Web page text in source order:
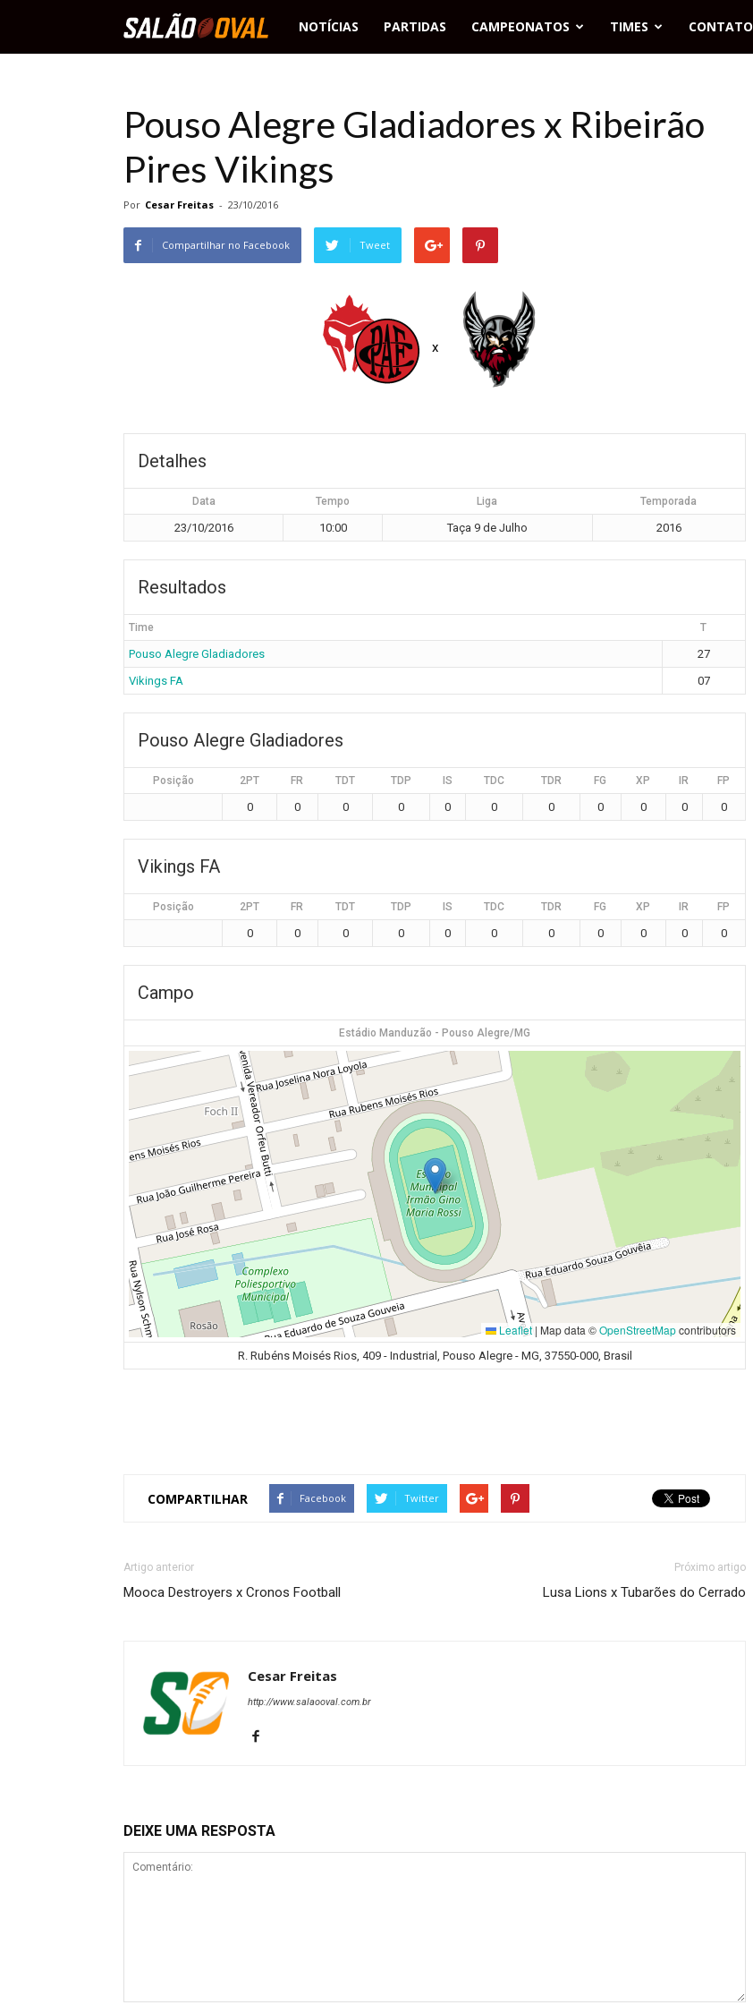
Salão
NOTÍCIAS PARTIDAS CAMPEONATOS TIMES CONTATO
Pouso Alegre Gladiadores x Ribeirão
Pires Vikings
Por Cesar Freitas - 23/10/2016
Compartilhar no Facebook Tweet
x
Detalhes
Data Tempo Liga Temporada
23/10/2016 10:00 Taça 9 de Julho 2016
Resultados
Time T
Pouso Alegre Gladiadores
27
Vikings FA
07
Pouso Alegre Gladiadores
Posição 2PT FR TDT TDP IS TDC TDR FG XP IR FP
0 0 0 0 0 0 0 0 0 0 0
Vikings FA
Posição 2PT FR TDT TDP IS TDC TDR FG XP IR FP
0 0 0 0 0 0 0 0 0 0 0
Campo
Estádio Manduzão - Pouso Alegre/MG
Leaflet | Map data ©OpenStreetMapcontributors
R. Rubéns Moisés Rios, 409 - Industrial, Pouso Alegre - MG, 37550-000, Brasil
COMPARTILHAR Facebook Twitter
Artigo anterior
Mooca Destroyers x Cronos Football
Próximo artigo
Lusa Lions x Tubarões do Cerrado
Cesar Freitas
http://www.salaooval.com.br
DEIXE UMA RESPOSTA